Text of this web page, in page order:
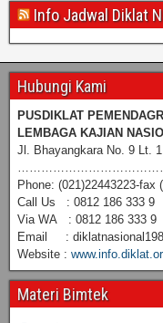
Info Jadwal Diklat
Hubungi Kami
PUSDIKLAT PEMENDAGRI
LEMBAGA KAJIAN
Jl. Bhayangkara No. 9 Lt. 1
Phone: (021)22443223-fax
Call Us : 0812 186 333 9
Via WA : 0812 186 333 9
Email :
Website :
Materi Bimtek